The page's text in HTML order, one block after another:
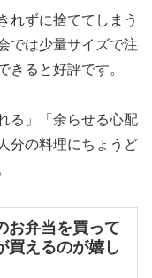
れずに捨ててしまう
では少量サイズで注
きると好評です。
る」「余らせる心配
分の料理にちょうど
お弁当を買って
買えるのが嬉し